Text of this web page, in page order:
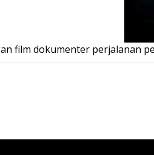
film dokumenter perjalanan